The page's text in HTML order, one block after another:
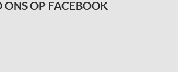
ONS OP FACEBOOK